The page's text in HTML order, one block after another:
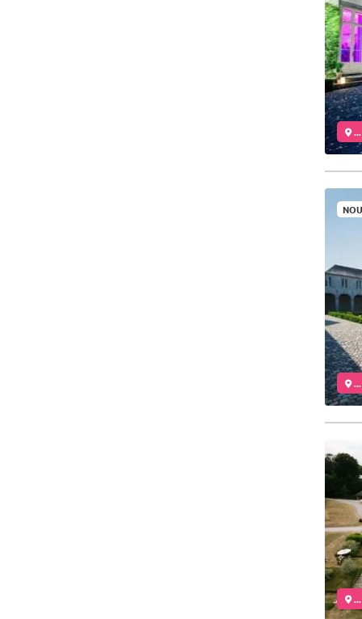
...
...
...